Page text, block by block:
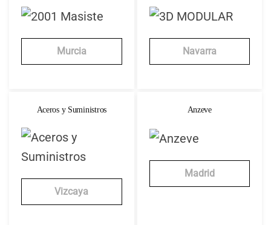
Murcia Navarra
Aceros y Suministros
Vizcaya
Anzeve
Madrid